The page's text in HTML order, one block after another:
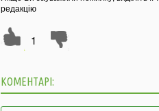
редакцію
1
КОМЕНТАРІ: